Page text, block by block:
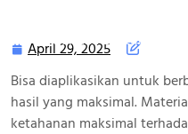
Bangka Belitung
April 29, 2025 April
2025
Bisa diaplikasikan untuk
hasil yang maksimal.
ketahanan maksimal